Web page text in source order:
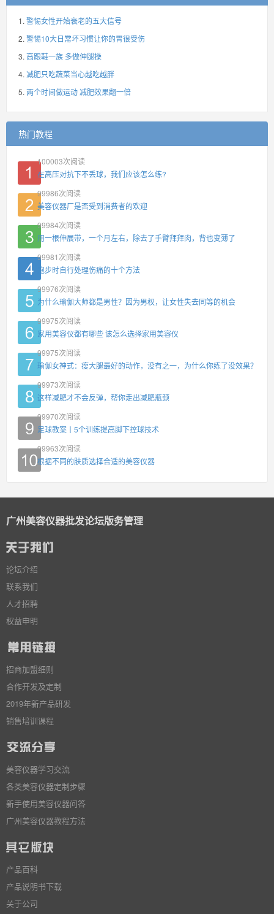
警惕女性开始衰老的五大信号
警惕10大日常坏习惯让你的胃很受伤
高跟鞋一族 多做伸腿操
减肥只吃蔬菜当心越吃越胖
两个时间做运动 减肥效果翻一倍
热门教程
100003次阅读
在高压对抗下不丢球，我们应该怎么练?
99986次阅读
美容仪器厂是否受到消费者的欢迎
99984次阅读
用一根伸展带，一个月左右，除去了手臂拜拜肉，背也变薄了
99981 次阅读
跑步时自行处理伤痛的十个方法
99976次阅读
为什么瑜伽大师都是男性？因为男权，让女性失去同等的机会
99975次阅读
家用美容仪都有哪些 该怎么选择家用美容仪
99975次阅读
瑜伽女神式：瘦大腿最好的动作，没有之一，为什么你练了没效果？
99973次阅读
这样减肥才不会反弹，帮你走出减肥瓶颈
99970次阅读
足球教案丨5个训练提高脚下控球技术
99963次阅读
根据不同的肤质选择合适的美容仪器
广州美容仪器批发论坛版务管理
论坛介绍
联系我们
人才招聘
权益申明
招商加盟细则
合作开发及定制
2019年新产品研发
销售培训课程
美容仪器学习交流
各类美容仪器定制步骤
新手使用美容仪器问答
广州美容仪器教程方法
产品百科
产品说明书下载
关于公司